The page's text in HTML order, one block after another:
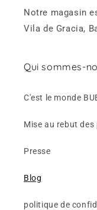
Notre magasin
Vila de Gracia,
Qui sommes-
C'est le monde
Mise au rebut
Presse
Blog
politique de